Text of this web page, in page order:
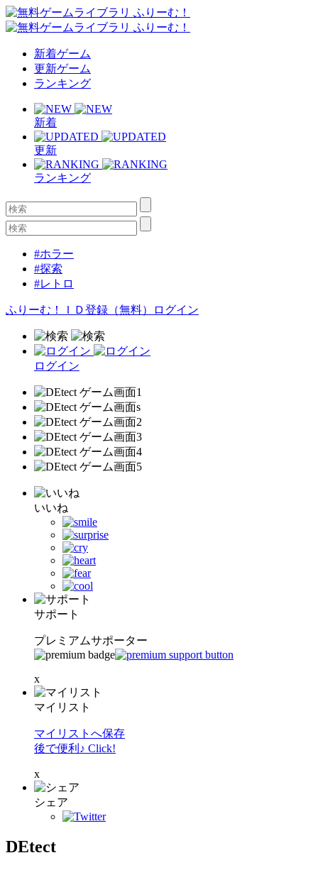
新着ゲーム
更新ゲーム
ランキング
新着
更新
ランキング
#ホラー
#探索
#レトロ
ふりーむ！ＩＤ登録（無料） ログイン
ログイン
いいね
サポート
プレミアムサポーター
x
マイリスト
マイリストへ保存
後で便利♪ Click!
x
シェア
DEtect